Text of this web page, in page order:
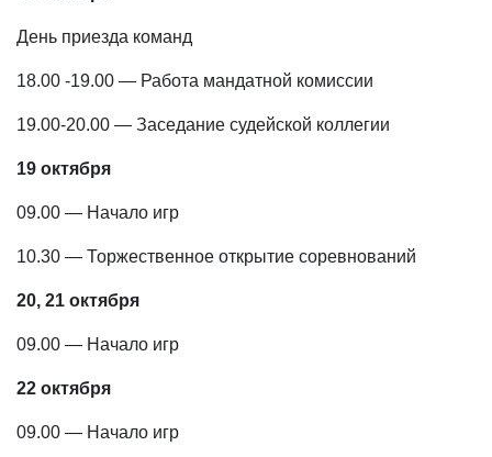
День приезда команд
18.00 -19.00 — Работа мандатной комиссии
19.00-20.00 — Заседание судейской коллегии
19 октября
09.00 — Начало игр
10.30 — Торжественное открытие соревнований
20, 21 октября
09.00 — Начало игр
22 октября
09.00 — Начало игр